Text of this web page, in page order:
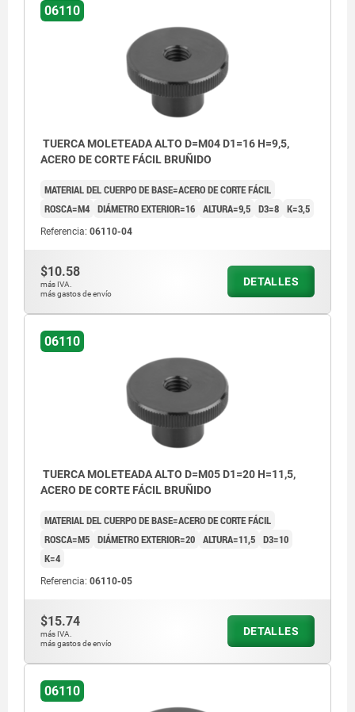
06110
TUERCA MOLETEADA ALTO D=M04 D1=16 H=9,5,
ACERO DE CORTE FÁCIL BRUÑIDO
MATERIAL DEL CUERPO DE BASE=ACERO DE CORTE FÁCIL
ROSCA=M4 DIÁMETRO EXTERIOR=16 ALTURA=9,5 D3=8 K=3,5
Referencia: 06110-04
$10.58
más IVA.
más gastos de envío
DETALLES
06110
TUERCA MOLETEADA ALTO D=M05 D1=20 H=11,5,
ACERO DE CORTE FÁCIL BRUÑIDO
MATERIAL DEL CUERPO DE BASE=ACERO DE CORTE FÁCIL
ROSCA=M5 DIÁMETRO EXTERIOR=20 ALTURA=11,5 D3=10
K=4
Referencia: 06110-05
$15.74
más IVA.
más gastos de envío
DETALLES
06110